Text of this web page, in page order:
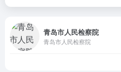
青岛市人民检察院
青岛市人民检察院